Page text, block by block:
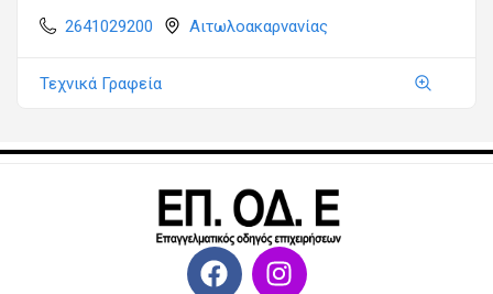
2641029200
Αιτωλοακαρνανίας
Τεχνικά Γραφεία